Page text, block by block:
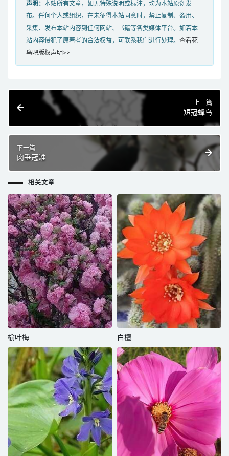
声明： 本站所有文章，如无特殊说明或标注，均为本站原创发
布。任何个人或组织，在未征得本站同意时，禁止复制、盗用、
采集、发布本站内容到任何网站、书籍等各类媒体平台。如若本
站内容侵犯了原著者的合法权益，可联系我们进行处理。 查看花
鸟吧版权声明>>
上一篇
短冠蜂鸟
下一篇
肉垂冠雉
相关文章
榆叶梅 白檀